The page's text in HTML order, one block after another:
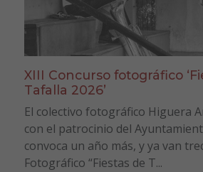
XIII Concurso fotográfico
Tafalla 2026’
El colectivo fotográfico Higuera
con el patrocinio del
convoca un año más, y ya van
Fotográfico “Fiestas de T...